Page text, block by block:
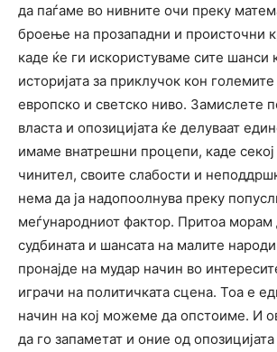
да паѓаме во нивните очи преку
броење на прозападни и происточни
каде ќе ги искористуваме сите шанси
историјата за приклучок кон
европско и светско ниво. Замислете
власта и опозицијата ќе делуваат
имаме внатрешни процепи, каде
чинител, своите слабости и
нема да ја надопоолнува преку
меѓународниот фактор. Притоа
судбината и шансата на малите
пронајде на мудар начин во
играчи на политичката сцена. Тоа е
начин на кој можеме да опстоиме. И
да го запаметат и оние од опозицијата